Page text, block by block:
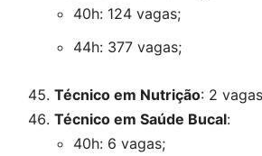
40h: 124 vagas;
44h: 377 vagas;
Técnico em Nutrição: 2
Técnico em Saúde Bucal:
40h: 6 vagas;